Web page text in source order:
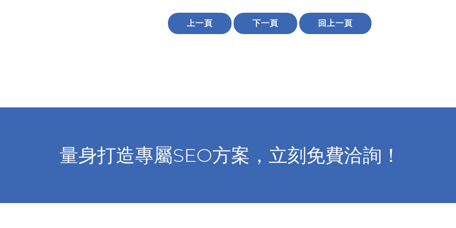
上一頁 下一頁 回上一頁
量身打造專屬SEO方案，立刻免費洽詢！